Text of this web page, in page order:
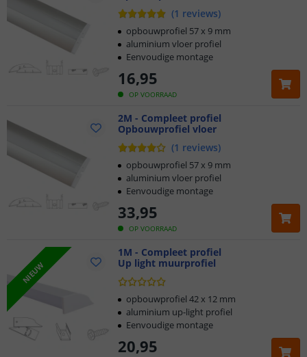
(1 reviews)
OP VOORRAAD
16,95
opbouwprofiel 57 x 9 mm
aluminium vloer profiel
Eenvoudige montage
2M - Compleet profiel
Opbouwprofiel vloer
(1 reviews)
OP VOORRAAD
33,95
opbouwprofiel 57 x 9 mm
aluminium vloer profiel
Eenvoudige montage
NIEUW
1M - Compleet profiel
Up light muurprofiel
20,95
opbouwprofiel 42 x 12 mm
aluminium up-light profiel
Eenvoudige montage